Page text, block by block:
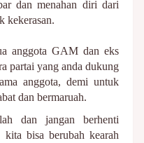
dan menahan diri dari
kekerasan.
anggota GAM dan eks
partai yang anda dukung
anggota, demi untuk
dan bermaruah.
dan jangan berhenti
kita bisa berubah kearah